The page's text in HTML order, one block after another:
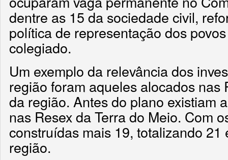
dentre as 15 da sociedade civil,
política de representação dos
colegiado.
Um exemplo da relevância dos
região foram aqueles alocados nas
da região. Antes do plano existiam
nas Resex da Terra do Meio. Com
construídas mais 19, totalizando
região.